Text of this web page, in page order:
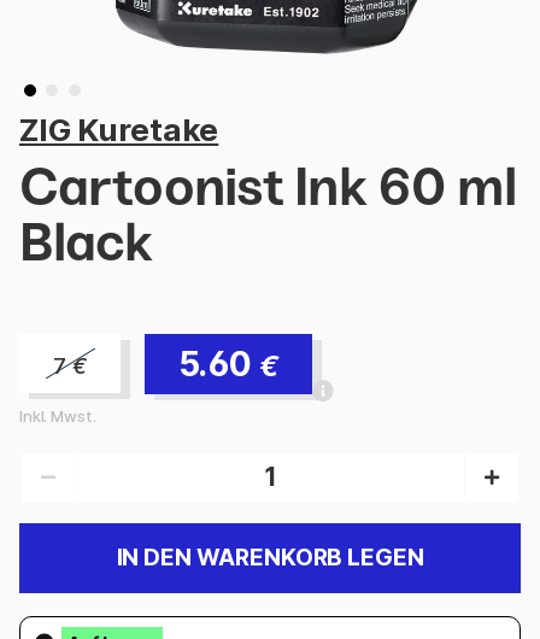
ZIG Kuretake
Cartoonist Ink 60 ml
Black
7€ 5.60 €
Inkl. Mwst.
IN DEN WARENKORB LEGEN